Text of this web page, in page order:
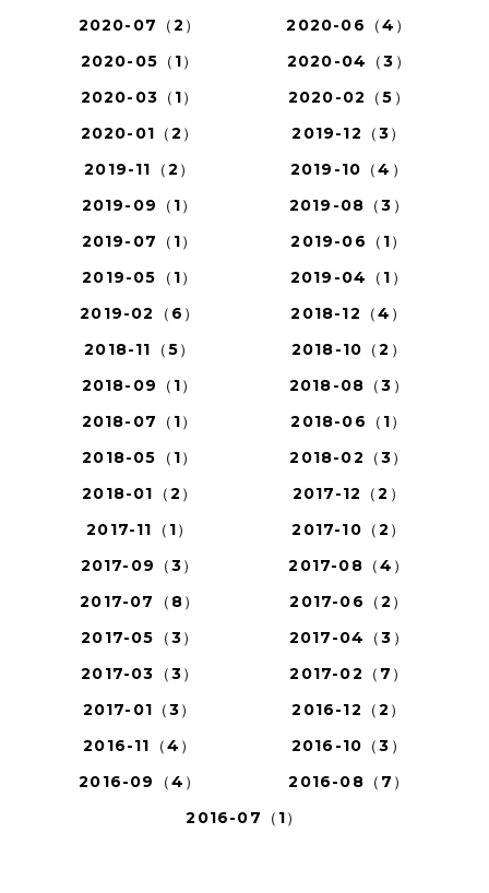
2020-07（2）
2020-06（4）
2020-05（1）
2020-04（3）
2020-03（1）
2020-02（5）
2020-01（2）
2019-12（3）
2019-11（2）
2019-10（4）
2019-09（1）
2019-08（3）
2019-07（1）
2019-06（1）
2019-05（1）
2019-04（1）
2019-02（6）
2018-12（4）
2018-11（5）
2018-10（2）
2018-09（1）
2018-08（3）
2018-07（1）
2018-06（1）
2018-05（1）
2018-02（3）
2018-01（2）
2017-12（2）
2017-11（1）
2017-10（2）
2017-09（3）
2017-08（4）
2017-07（8）
2017-06（2）
2017-05（3）
2017-04（3）
2017-03（3）
2017-02（7）
2017-01（3）
2016-12（2）
2016-11（4）
2016-10（3）
2016-09（4）
2016-08（7）
2016-07（1）